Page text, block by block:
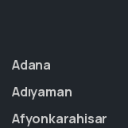
Adana
Adıyaman
Afyonkarahisar